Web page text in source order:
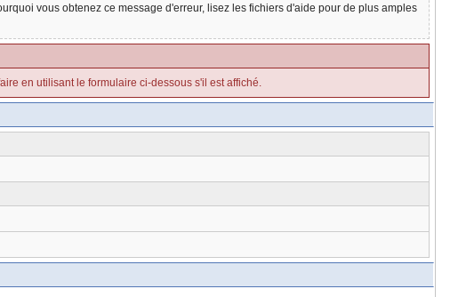
vous obtenez ce message d'erreur, lisez les fichiers d'aide pour de plus amples
en utilisant le formulaire ci-dessous s'il est affiché.